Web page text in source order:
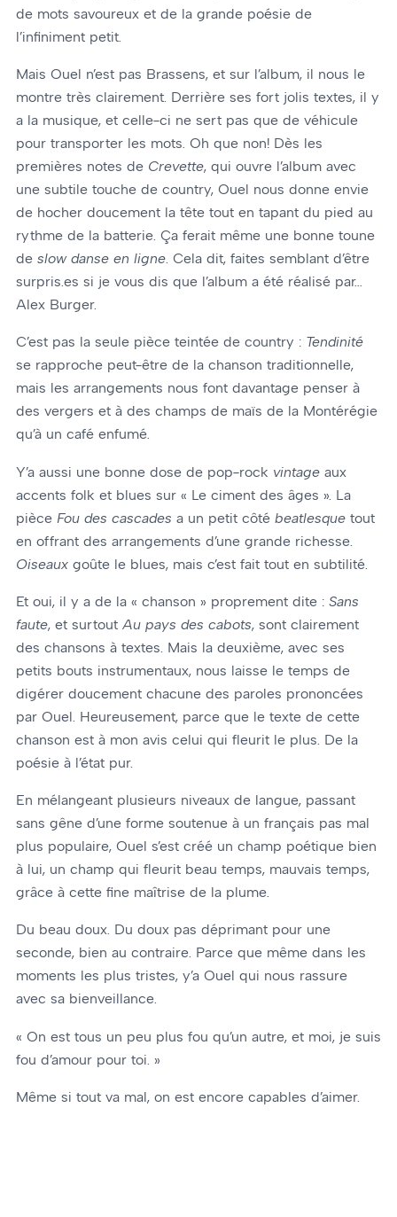
de mots savoureux et de la grande poésie de
l’infiniment petit.
Mais Ouel n’est pas Brassens, et sur l’album, il nous le
montre très clairement. Derrière ses fort jolis textes, il y
a la musique, et celle-ci ne sert pas que de véhicule
pour transporter les mots. Oh que non! Dès les
premières notes de Crevette, qui ouvre l’album avec
une subtile touche de country, Ouel nous donne envie
de hocher doucement la tête tout en tapant du pied au
rythme de la batterie. Ça ferait même une bonne toune
de slow danse en ligne. Cela dit, faites semblant d’être
surpris.es si je vous dis que l’album a été réalisé par…
Alex Burger.
C’est pas la seule pièce teintée de country : Tendinité
se rapproche peut-être de la chanson traditionnelle,
mais les arrangements nous font davantage penser à
des vergers et à des champs de maïs de la Montérégie
qu’à un café enfumé.
Y’a aussi une bonne dose de pop-rock vintage aux
accents folk et blues sur « Le ciment des âges ». La
pièce Fou des cascades a un petit côté beatlesque tout
en offrant des arrangements d’une grande richesse.
Oiseaux goûte le blues, mais c’est fait tout en subtilité.
Et oui, il y a de la « chanson » proprement dite : Sans
faute, et surtout Au pays des cabots, sont clairement
des chansons à textes. Mais la deuxième, avec ses
petits bouts instrumentaux, nous laisse le temps de
digérer doucement chacune des paroles prononcées
par Ouel. Heureusement, parce que le texte de cette
chanson est à mon avis celui qui fleurit le plus. De la
poésie à l’état pur.
En mélangeant plusieurs niveaux de langue, passant
sans gêne d’une forme soutenue à un français pas mal
plus populaire, Ouel s’est créé un champ poétique bien
à lui, un champ qui fleurit beau temps, mauvais temps,
grâce à cette fine maîtrise de la plume.
Du beau doux. Du doux pas déprimant pour une
seconde, bien au contraire. Parce que même dans les
moments les plus tristes, y’a Ouel qui nous rassure
avec sa bienveillance.
« On est tous un peu plus fou qu’un autre, et moi, je suis
fou d’amour pour toi. »
Même si tout va mal, on est encore capables d’aimer.